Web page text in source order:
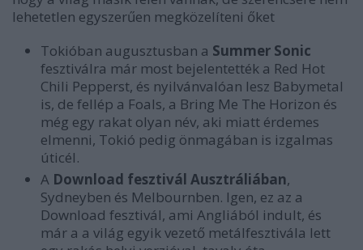
lehetetlen egyszerűen megközelíteni őket
Tokióban augusztusban a Summer Sonic
fesztiválra már most bejelentették a Red Hot
Chili Pepperst, és nyilvánvalóan lesz Babymetal
is, de fellép a Foals, a Bring Me The Horizon és
még egy rakat olyan név, aki miatt érdemes
elmenni, Tokió pedig önmagában is izgalmas
úticél.
A Download fesztivál Ausztráliában,
Sydneyben és Melbournben. Igen, ez az a
Download fesztivál, ami Angliából indult, és
már a a világ egyik vezető metálfesztivála lett